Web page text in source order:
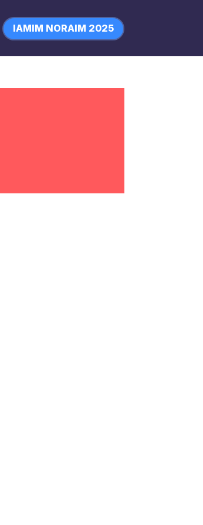
IAMIM NORAIM 2025